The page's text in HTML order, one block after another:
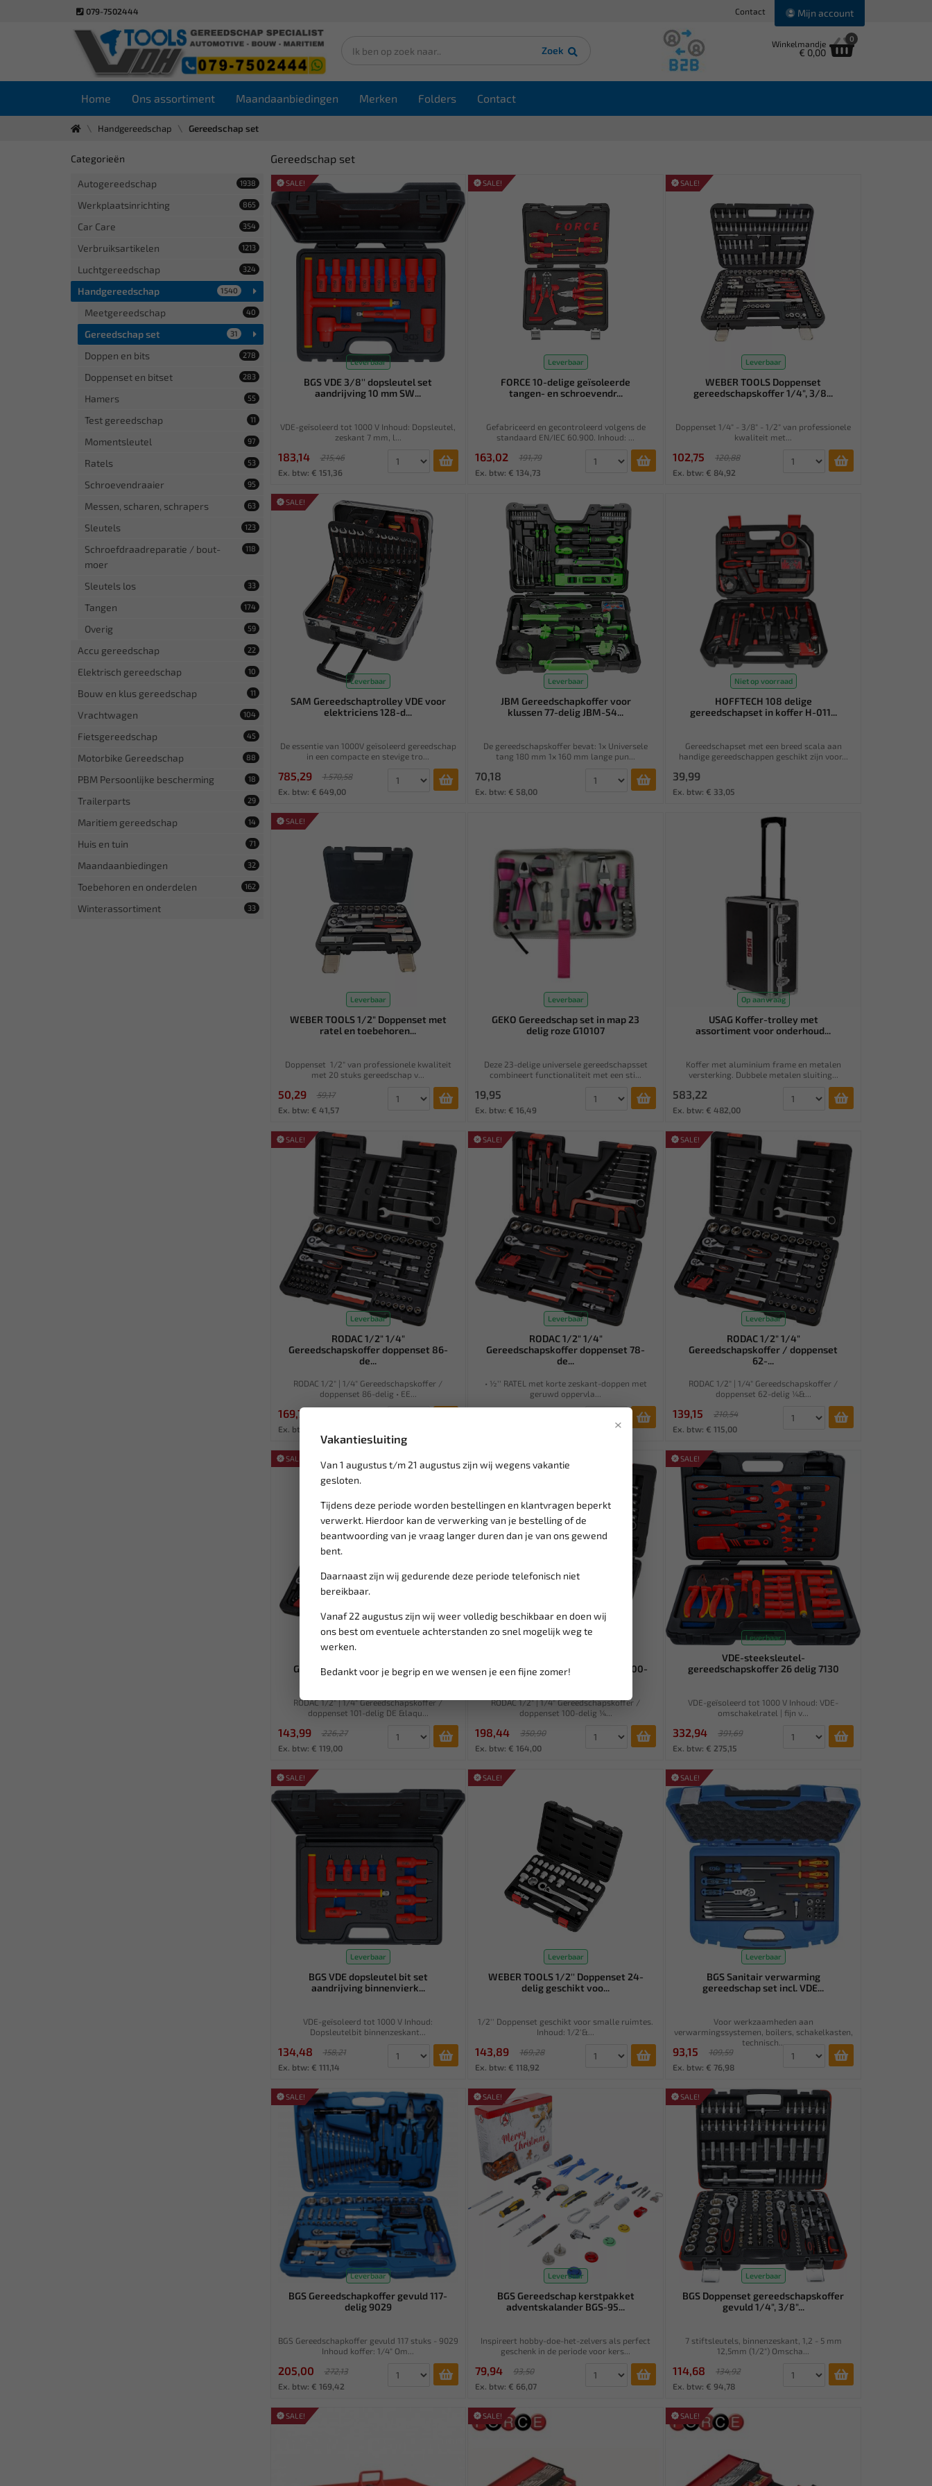
079-7502444 Contact Mijn account
Zoek
Winkelmandje
€ 0,00
0
Home Ons assortiment Maandaanbiedingen Merken Folders Contact
Handgereedschap Gereedschap set
×
Vakantiesluiting
Van 1 augustus t/m 21 augustus zijn wij wegens vakantie
gesloten.
Tijdens deze periode worden bestellingen en klantvragen beperkt
verwerkt. Hierdoor kan de verwerking van je bestelling of de
beantwoording van je vraag langer duren dan je van ons gewend
bent.
Daarnaast zijn wij gedurende deze periode telefonisch niet
bereikbaar.
Vanaf 22 augustus zijn wij weer volledig beschikbaar en doen wij
ons best om eventuele achterstanden zo snel mogelijk weg te
werken.
Bedankt voor je begrip en we wensen je een fijne zomer!
Categorieën
Autogereedschap 1938
Werkplaatsinrichting 865
Car Care 354
Verbruiksartikelen 1213
Luchtgereedschap 324
Handgereedschap 1540
Meetgereedschap 40
Gereedschap set 31
Doppen en bits 278
Doppenset en bitset 283
Hamers 55
Test gereedschap 11
Momentsleutel 97
Ratels 53
Schroevendraaier 95
Messen, scharen, schrapers 63
Sleutels 123
Schroefdraadreparatie / bout-
moer
118
Sleutels los 33
Tangen 174
Overig 59
Accu gereedschap 22
Elektrisch gereedschap 10
Bouw en klus gereedschap 11
Vrachtwagen 104
Fietsgereedschap 45
Motorbike Gereedschap 88
PBM Persoonlijke bescherming 18
Trailerparts 29
Maritiem gereedschap 14
Huis en tuin 71
Maandaanbiedingen 32
Toebehoren en onderdelen 162
Winterassortiment 33
Gereedschap set
SALE!
Leverbaar
BGS VDE 3/8'' dopsleutel set
aandrijving 10 mm SW...
VDE-geïsoleerd tot 1000 V Inhoud: Dopsleutel,
zeskant 7 mm, l...
183,14
215,46
Ex. btw: € 151,36
SALE!
Leverbaar
FORCE 10-delige geïsoleerde
tangen- en schroevendr...
Gefabriceerd en gecontroleerd volgens de
standaard EN/IEC 60.900. Inhoud: ...
163,02
191,79
Ex. btw: € 134,73
SALE!
Leverbaar
WEBER TOOLS Doppenset
gereedschapskoffer 1/4", 3/8...
Doppenset 1/4" - 3/8" - 1/2" van professionele
kwaliteit met...
102,75
120,88
Ex. btw: € 84,92
SALE!
Leverbaar
SAM Gereedschaptrolley VDE voor
elektriciens 128-d...
De essentie van 1000V geïsoleerd gereedschap
in een compacte en stevige tro...
785,29
1.570,58
Ex. btw: € 649,00
Leverbaar
JBM Gereedschapkoffer voor
klussen 77-delig JBM-54...
De gereedschapskoffer bevat: 1x Universele
tang 180 mm 1x 160 mm lange pun...
70,18
Ex. btw: € 58,00
Niet op voorraad
HOFFTECH 108 delige
gereedschapset in koffer H-011...
Gereedschapset met een breed scala aan
handige gereedschappen geschikt zijn voor...
39,99
Ex. btw: € 33,05
SALE!
Leverbaar
WEBER TOOLS 1/2" Doppenset met
ratel en toebehoren...
Doppenset 1/2" van professionele kwaliteit
met 20 stuks gereedschap v...
50,29
59,17
Ex. btw: € 41,57
Leverbaar
GEKO Gereedschap set in map 23
delig roze G10107
Deze 23-delige universele gereedschapsset
combineert functionaliteit met een sti...
19,95
Ex. btw: € 16,49
Op aanvraag
USAG Koffer-trolley met
assortiment voor onderhoud...
Koffer met aluminium frame en metalen
versterking. Dubbele metalen sluiting...
583,22
Ex. btw: € 482,00
SALE!
Leverbaar
RODAC 1/2" 1/4"
Gereedschapskoffer doppenset 86-
de...
RODAC 1/2" | 1/4" Gereedschapskoffer /
doppenset 86-delig • EE...
169,70
Ex. btw: € 140,25
SALE!
Leverbaar
RODAC 1/2" 1/4"
Gereedschapskoffer doppenset 78-
de...
• ½’’ RATEL met korte zeskant-doppen met
geruwd oppervla...
SALE!
Leverbaar
RODAC 1/2" 1/4"
Gereedschapskoffer / doppenset
62-...
RODAC 1/2" | 1/4" Gereedschapskoffer /
doppenset 62-delig ¼&...
139,15
210,54
Ex. btw: € 115,00
SALE!
Leverbaar
Gereedschapskoffer / doppenset
101...
RODAC 1/2" | 1/4" Gereedschapskoffer /
doppenset 101-delig DE &laqu...
143,99
226,27
Ex. btw: € 119,00
Leverbaar
Gereedschapskoffer doppenset 100-
d...
RODAC 1/2" | 1/4" Gereedschapskoffer /
doppenset 100-delig ¼...
198,44
350,90
Ex. btw: € 164,00
SALE!
Leverbaar
VDE-steeksleutel-
gereedschapskoffer 26 delig 7130
VDE-geïsoleerd tot 1000 V Inhoud: VDE-
omschakelratel | fijn v...
332,94
391,69
Ex. btw: € 275,15
SALE!
Leverbaar
BGS VDE dopsleutel bit set
aandrijving binnenvierk...
VDE-geïsoleerd tot 1000 V Inhoud:
Dopsleutelbit binnenzeskant...
134,48
158,21
Ex. btw: € 111,14
SALE!
Leverbaar
WEBER TOOLS 1/2'' Doppenset 24-
delig geschikt voo...
1/2'' Doppenset geschikt voor smalle ruimtes.
Inhoud: 1/2'&...
143,89
169,28
Ex. btw: € 118,92
SALE!
Leverbaar
BGS Sanitair verwarming
gereedschap set incl. VDE...
Voor werkzaamheden aan
verwarmingssystemen, boilers, schakelkasten,
technisch...
93,15
109,59
Ex. btw: € 76,98
SALE!
Leverbaar
BGS Gereedschapkoffer gevuld 117-
delig 9029
BGS Gereedschapkoffer gevuld 117 stuks - 9029
Inhoud koffer: 1/4" Om...
205,00
272,13
Ex. btw: € 169,42
SALE!
Leverbaar
BGS Gereedschap kerstpakket
adventskalander BGS-95...
Inspireert hobby-doe-het-zelvers als perfect
geschenk in de periode voor kers...
79,94
93,50
Ex. btw: € 66,07
SALE!
Leverbaar
BGS Doppenset gereedschapskoffer
gevuld 1/4", 3/8"...
7 stiftsleutels, binnenzeskant, 1,2 - 5 mm
12,5mm (1/2") Omscha...
114,68
134,92
Ex. btw: € 94,78
SALE! SALE! SALE!